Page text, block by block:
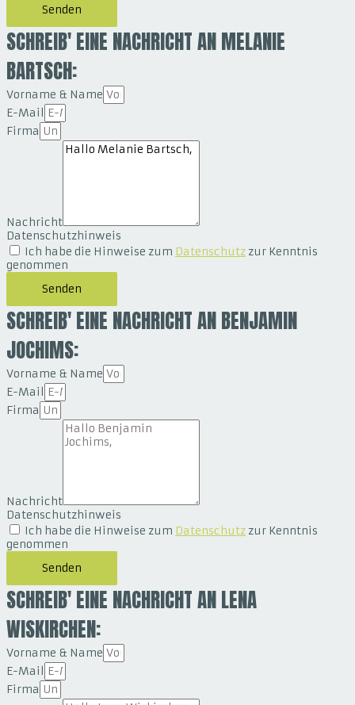
Senden
SCHREIB' EINE NACHRICHT AN MELANIE
BARTSCH:
Vorname & Name
E-Mail
Firma
Nachricht
Datenschutzhinweis
Ich habe die Hinweise zum Datenschutz zur Kenntnis
genommen
Senden
SCHREIB' EINE NACHRICHT AN BENJAMIN
JOCHIMS:
Vorname & Name
E-Mail
Firma
Nachricht
Datenschutzhinweis
Ich habe die Hinweise zum Datenschutz zur Kenntnis
genommen
Senden
SCHREIB' EINE NACHRICHT AN LENA
WISKIRCHEN:
Vorname & Name
E-Mail
Firma